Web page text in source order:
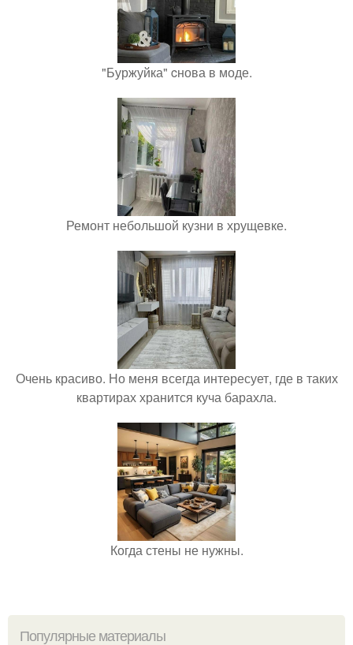
"Буржуйка" cнова в моде.
Ремонт небольшой кузни в хрущевке.
Очень красиво. Но меня всегда интересует, где в таких
квартирах хранится куча барахла.
Когда стены не нужны.
Популярные материалы